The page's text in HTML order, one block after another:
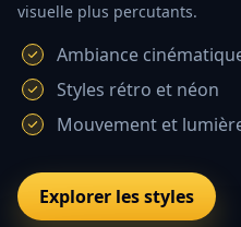
visuelle plus percutants.
Ambiance
Styles rétro et néon
Mouvement et
Explorer les styles